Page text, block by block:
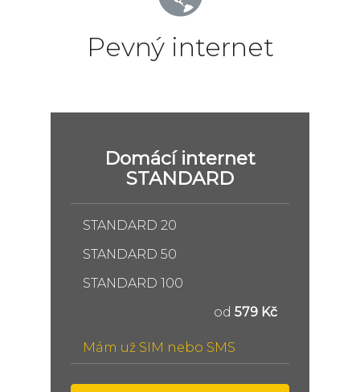
Pevný internet
Domácí internet
STANDARD
STANDARD 20
STANDARD 50
STANDARD 100
od 579 Kč
Mám už SIM nebo SMS